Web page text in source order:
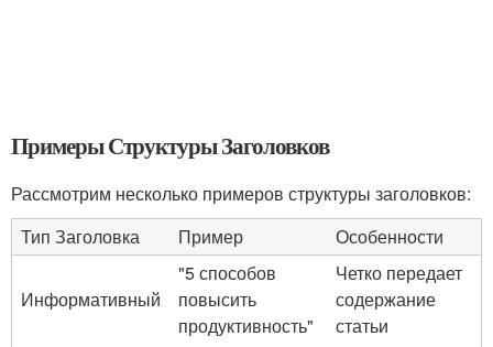
Примеры Структуры Заголовков
Рассмотрим несколько примеров структуры заголовков:
Тип Заголовка
Пример Особенности
Информативный
"5 способов
повысить
продуктивность"
Четко передает
содержание
статьи